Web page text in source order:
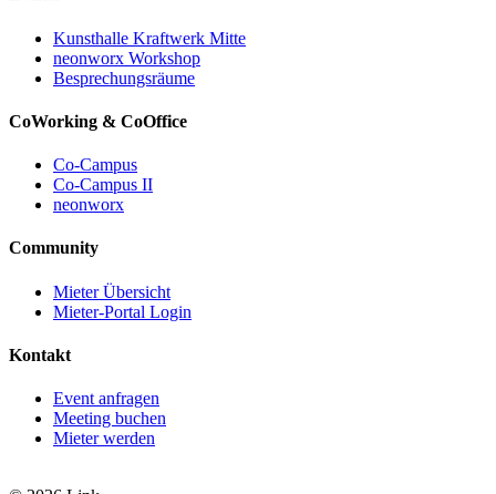
Kunsthalle Kraftwerk Mitte
neonworx Workshop
Besprechungsräume
CoWorking & CoOffice
Co-Campus
Co-Campus II
neonworx
Community
Mieter Übersicht
Mieter-Portal Login
Kontakt
Event anfragen
Meeting buchen
Mieter werden